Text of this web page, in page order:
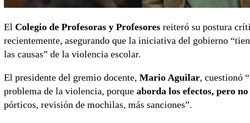
El Colegio de Profesoras y Profesores reiteró su postura
recientemente, asegurando que la iniciativa del gobierno
las causas” de la violencia escolar.
El presidente del gremio docente, Mario Aguilar, cuestionó
problema de la violencia, porque aborda los efectos, pero no
pórticos, revisión de mochilas, más sanciones”.